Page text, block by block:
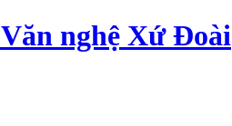
Văn nghệ Xứ Đoài